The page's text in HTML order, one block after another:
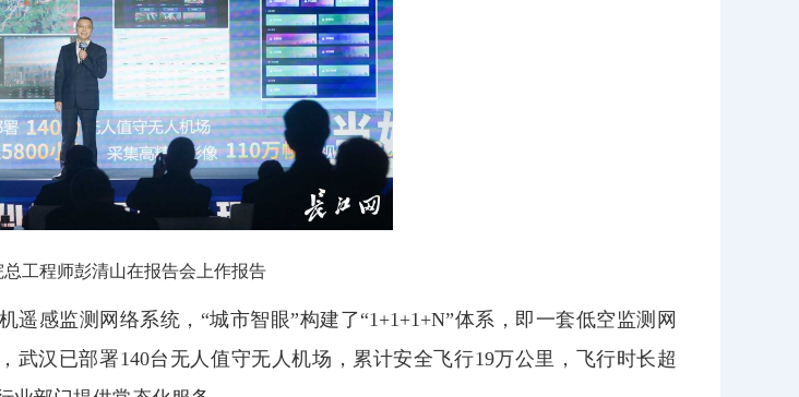
工程师彭清山在报告会上作报告
感监测网络系统，“城市智眼”构建了“1+1+1+N”体系，即一套低空监测网
汉已部署140台无人值守无人机场，累计安全飞行19万公里，飞行时长超